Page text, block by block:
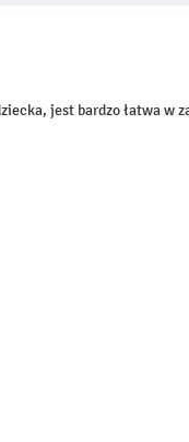
jest bardzo łatwa w